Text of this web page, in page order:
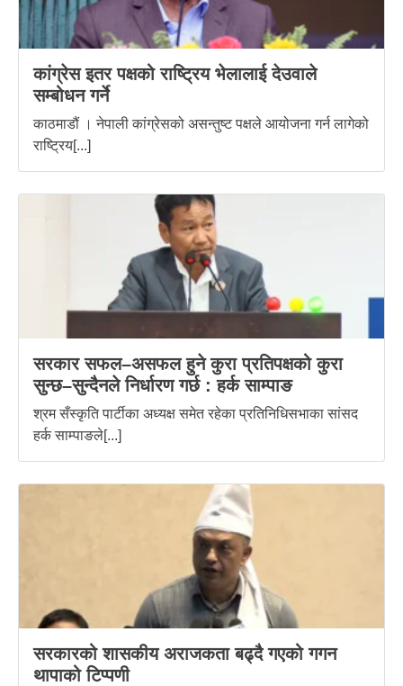
कांग्रेस इतर पक्षको राष्ट्रिय भेलालाई देउवाले
सम्बोधन गर्ने
काठमाडौं । नेपाली कांग्रेसको असन्तुष्ट पक्षले आयोजना गर्न लागेको
राष्ट्रिय[...]
सरकार सफल–असफल हुने कुरा प्रतिपक्षको कुरा
सुन्छ–सुन्दैनले निर्धारण गर्छ : हर्क साम्पाङ
श्रम सँस्कृति पार्टीका अध्यक्ष समेत रहेका प्रतिनिधिसभाका सांसद
हर्क साम्पाङले[...]
सरकारको शासकीय अराजकता बढ्दै गएको गगन
थापाको टिप्पणी